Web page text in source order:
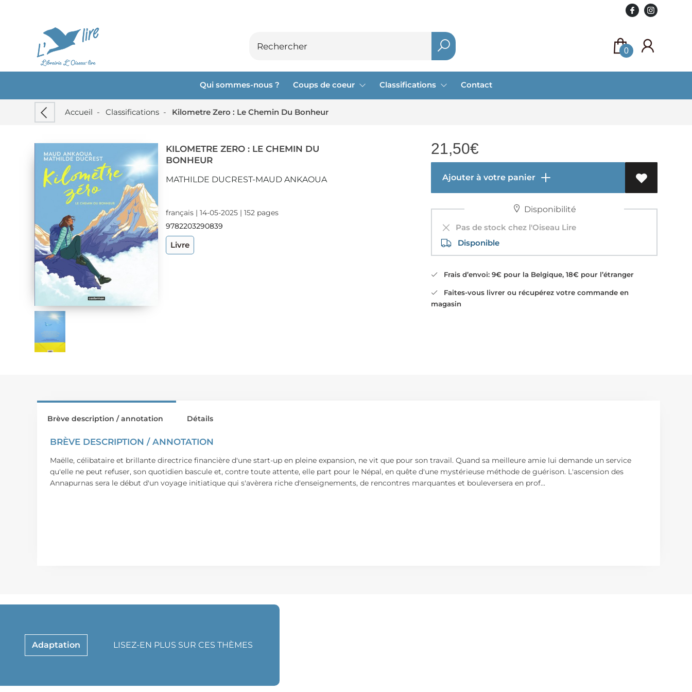
0
Qui sommes-nous ? Coups de coeur Classifications Contact
Accueil - Classifications - Kilometre Zero : Le Chemin Du Bonheur
KILOMETRE ZERO : LE CHEMIN DU
BONHEUR
MATHILDE DUCREST-MAUD ANKAOUA
français | 14-05-2025 | 152 pages
9782203290839
Livre
21,50€
Ajouter à votre panier
Disponibilité
Pas de stock chez l'Oiseau Lire
Disponible
Frais d’envoi: 9€ pour la Belgique, 18€ pour l’étranger
Faites-vous livrer ou récupérez votre commande en
magasin
Brève description / annotation
BRÈVE DESCRIPTION / ANNOTATION
Maëlle, célibataire et brillante directrice financière d'une start-up en pleine expansion, ne vit que pour son travail. Quand sa meilleure amie lui demande un service
qu'elle ne peut refuser, son quotidien bascule et, contre toute attente, elle part pour le Népal, en quête d'une mystérieuse méthode de guérison. L'ascension des
Annapurnas sera le début d'un voyage initiatique qui s'avèrera riche d'enseignements, de rencontres marquantes et bouleversera en prof...
Détails
Adaptation LISEZ-EN PLUS SUR CES THÈMES